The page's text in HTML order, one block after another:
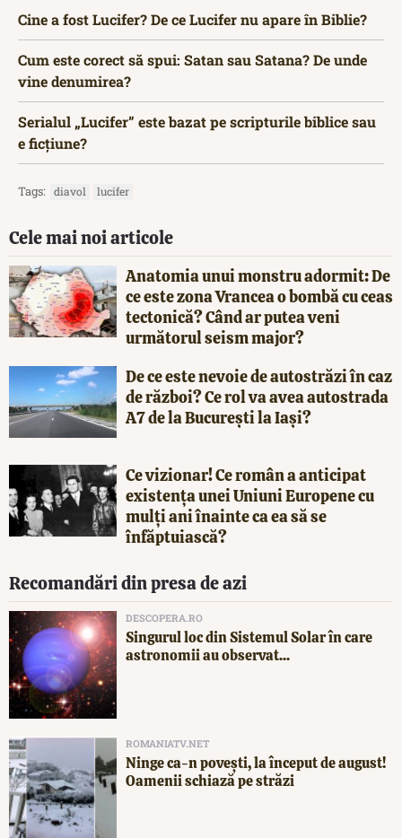
Cine a fost Lucifer? De ce Lucifer nu apare în Biblie?
Cum este corect să spui: Satan sau Satana? De unde
vine denumirea?
Serialul „Lucifer” este bazat pe scripturile biblice sau
e ficțiune?
Tags: diavol lucifer
Cele mai noi articole
Anatomia unui monstru adormit: De
ce este zona Vrancea o bombă cu ceas
tectonică? Când ar putea veni
următorul seism major?
De ce este nevoie de autostrăzi în caz
de război? Ce rol va avea autostrada
A7 de la București la Iași?
Ce vizionar! Ce român a anticipat
existența unei Uniuni Europene cu
mulți ani înainte ca ea să se
înfăptuiască?
Recomandări din presa de azi
DESCOPERA.RO
Singurul loc din Sistemul Solar în care
astronomii au observat...
ROMANIATV.NET
Ninge ca-n povești, la început de august!
Oamenii schiază pe străzi